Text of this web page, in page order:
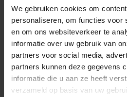
We gebruiken cookies om
personaliseren, om functies voor
en om ons websiteverkeer te
informatie over uw gebruik van
partners voor social media,
partners kunnen deze gegevens
informatie die u aan ze heeft
verzameld op basis van uw
Merknaam:
€ 32,50
incl. BTW
−